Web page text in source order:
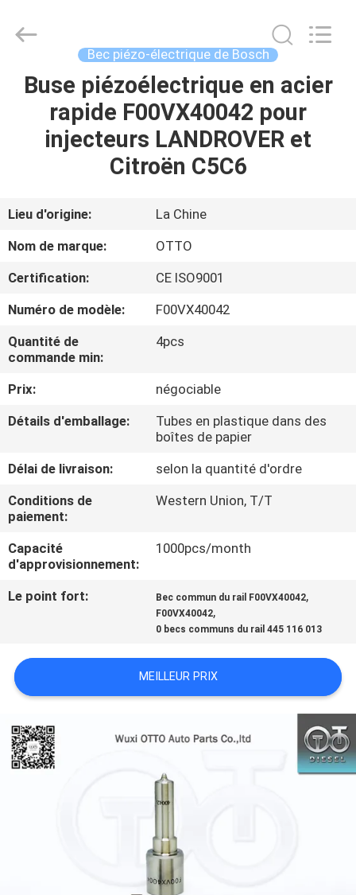
MAISON
À
PROPOS
NOUS
DE
L'USINE
CONTRÔLE
QUALITÉ
CONTACTEZ-
LES
SITEMAP
OTTO
AUTO
Reserved.
Bec piézo-électrique de Bosch
Buse piézoélectrique en acier
rapide F00VX40042 pour
injecteurs LANDROVER et
Citroën C5C6
Lieu d'origine:
La Chine
Nom de marque:
OTTO
Certification:
CE ISO9001
Numéro de modèle:
F00VX40042
Quantité de
commande min:
4pcs
Prix:
négociable
Détails d'emballage:
Tubes en plastique dans des
boîtes de papier
Délai de livraison:
selon la quantité d'ordre
Conditions de
paiement:
Western Union, T/T
Capacité
d'approvisionnement:
1000pcs/month
Le point fort: Bec commun du rail F00VX40042,
F00VX40042,
0 becs communs du rail 445 116 013
MEILLEUR PRIX